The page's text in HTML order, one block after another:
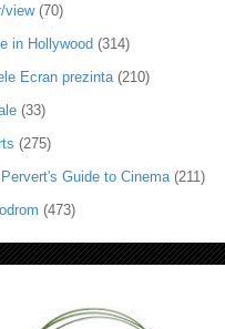
view (70)
in Hollywood (314)
Ecran prezinta (210)
(33)
(275)
Guide to Cinema (211)
(473)